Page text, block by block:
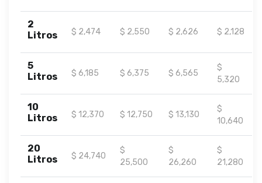
2
Litros
$ 2,474 $ 2,550 $ 2,626 $ 2,128
5
Litros
$ 6,185 $ 6,375 $ 6,565
$
5,320
10
Litros
$ 12,370 $ 12,750 $ 13,130
$
10,640
20
Litros
$ 24,740
$
25,500
$
26,260
$
21,280